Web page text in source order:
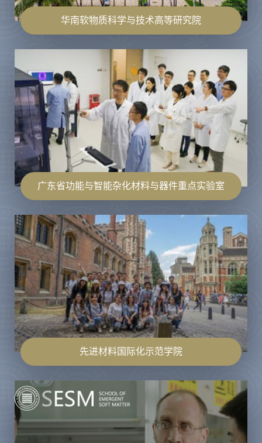
华南软物质科学与技术高等研究院
广东省功能与智能杂化材料与器件重点实验室
先进材料国际化示范学院